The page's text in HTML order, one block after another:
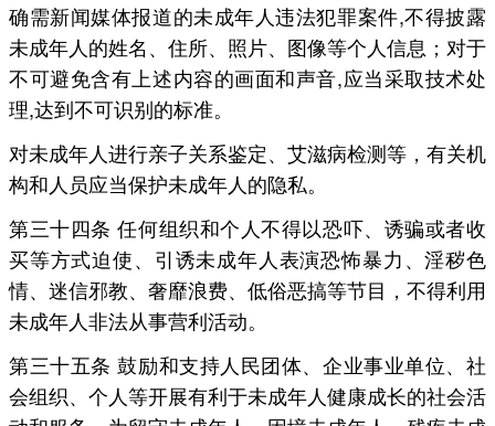
确需新闻媒体报道的未成年人违法犯罪案件,不得披露
未成年人的姓名、住所、照片、图像等个人信息；对于
不可避免含有上述内容的画面和声音,应当采取技术处
理,达到不可识别的标准。
对未成年人进行亲子关系鉴定、艾滋病检测等，有关机
构和人员应当保护未成年人的隐私。
第三十四条 任何组织和个人不得以恐吓、诱骗或者收
买等方式迫使、引诱未成年人表演恐怖暴力、淫秽色
情、迷信邪教、奢靡浪费、低俗恶搞等节目，不得利用
未成年人非法从事营利活动。
第三十五条 鼓励和支持人民团体、企业事业单位、社
会组织、个人等开展有利于未成年人健康成长的社会活